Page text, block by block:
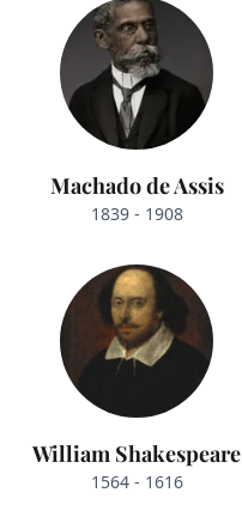
Machado de Assis
1839 - 1908
William Shakespeare
1564 - 1616